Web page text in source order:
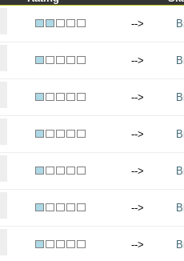
-->
-->
-->
-->
-->
-->
-->